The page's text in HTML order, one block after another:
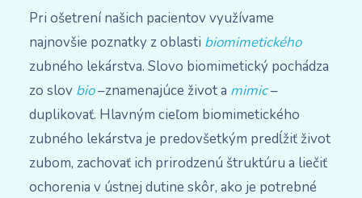
Pri ošetrení našich pacientov využívame
najnovšie poznatky z oblasti biomimetického
zubného lekárstva. Slovo biomimetický pochádza
zo slov bio–znamenajúce život a mimic–
duplikovať. Hlavným cieľom biomimetického
zubného lekárstva je predovšetkým predĺžiť život
zubom, zachovať ich prirodzenú štruktúru a liečiť
ochorenia v ústnej dutine skôr, ako je potrebné